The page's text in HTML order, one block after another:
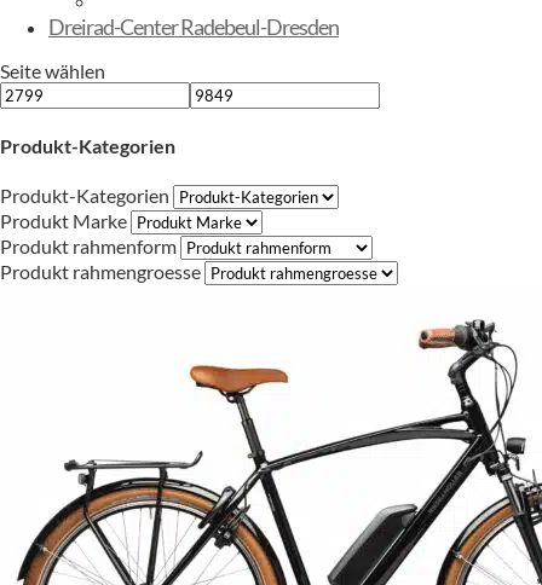
Dreirad-Center Radebeul-Dresden
Seite wählen
Produkt-Kategorien
Produkt-Kategorien
Produkt Marke
Produkt rahmenform
Produkt rahmengroesse